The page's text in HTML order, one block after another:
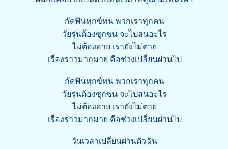
กัดฟันทุกข์ทน พวกเราทุกคน
วัยรุ่นต้องซุกซน จะไปสนอะไร
ไม่ต้องอาย เรายังไม่ตาย
เรื่องราวมากมาย คือช่วงเปลี่ยนผ่านไป
กัดฟันทุกข์ทน พวกเราทุกคน
วัยรุ่นต้องซุกซน จะไปสนอะไร
ไม่ต้องอาย เรายังไม่ตาย
เรื่องราวมากมาย คือช่วงเปลี่ยนผ่านไป
วันเวลาเปลี่ยนผ่านตัวฉัน